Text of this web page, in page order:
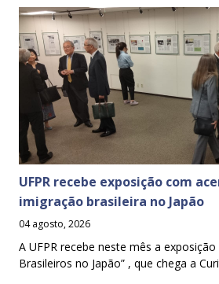
UFPR recebe exposição com
imigração brasileira no Japão
04 agosto, 2026
A UFPR recebe neste mês a exposição
Brasileiros no Japão” , que chega a